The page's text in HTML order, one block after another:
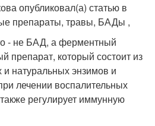
опубликовал(а) статью в
препараты, травы, БАДы ,
- не БАД, а ферментный
препарат, который состоит из
и натуральных энзимов и
лечении воспалительных
регулирует иммунную